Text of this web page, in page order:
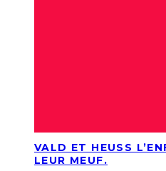
VALD ET HEUSS
LEUR MEUF.